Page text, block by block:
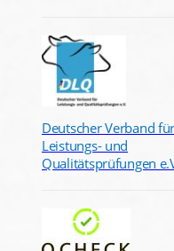
Deutscher Verband für
Leistungs- und
Qualitätsprüfungen